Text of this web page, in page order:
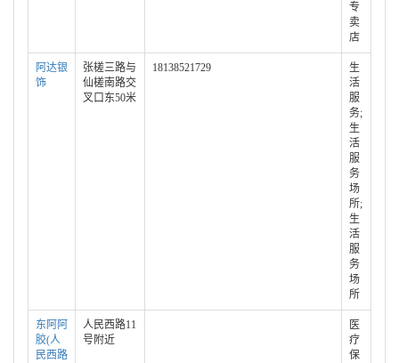
专
卖
店
阿达银
饰
张槎三路与
仙槎南路交
叉口东50米
18138521729
生
活
服
务;
生
活
服
务
场
所;
生
活
服
务
场
所
东阿阿
胶(人
民西路
人民西路11
号附近
医
疗
保